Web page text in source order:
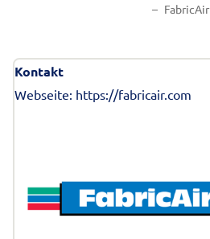
FabricAir
Kontakt
Webseite: https://fabricair.com